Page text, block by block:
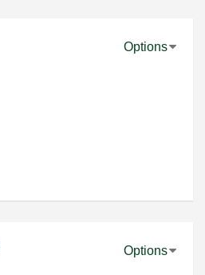
Options
Options